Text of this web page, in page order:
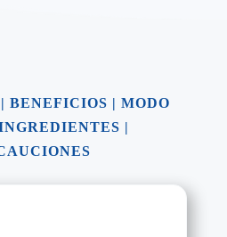
| BENEFICIOS | MODO
|